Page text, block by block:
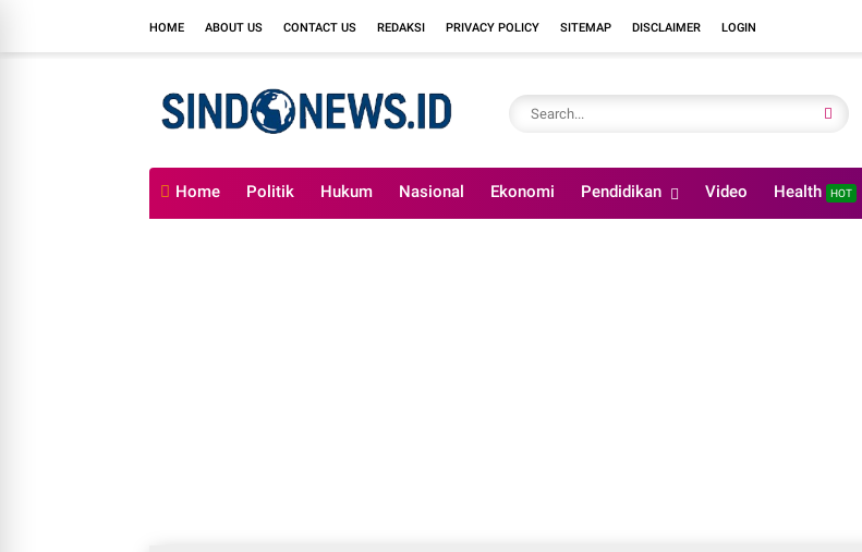
HOME ABOUT US CONTACT US REDAKSI PRIVACY POLICY SITEMAP DISCLAIMER LOGIN
Home Politik Hukum Nasional Ekonomi Pendidikan Video Health HOT